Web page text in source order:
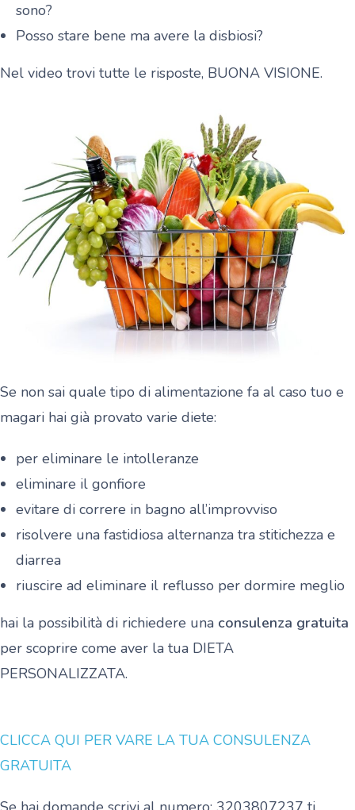
sono?
Posso stare bene ma avere la disbiosi?
Nel video trovi tutte le risposte, BUONA VISIONE.
Se non sai quale tipo di alimentazione fa al caso tuo e
magari hai già provato varie diete:
per eliminare le intolleranze
eliminare il gonfiore
evitare di correre in bagno all’improvviso
risolvere una fastidiosa alternanza tra stitichezza e
diarrea
riuscire ad eliminare il reflusso per dormire meglio
hai la possibilità di richiedere una consulenza gratuita
per scoprire come aver la tua DIETA
PERSONALIZZATA.
CLICCA QUI PER VARE LA TUA CONSULENZA
GRATUITA